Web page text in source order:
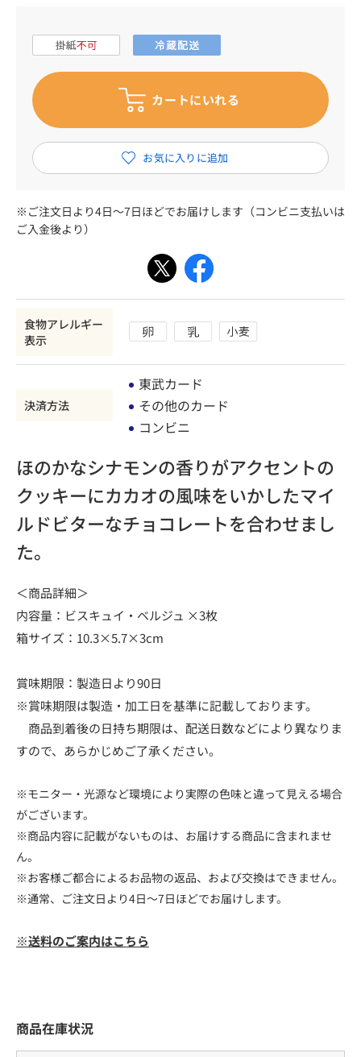
※ご注文日より4日～7日ほどでお届けします（コンビニ支払いは
ご入金後より）
食物アレルギー
表示
決済方法
東武カード
その他のカード
コンビニ
ほのかなシナモンの香りがアクセントの
クッキーにカカオの風味をいかしたマイ
ルドビターなチョコレートを合わせまし
た。
＜商品詳細＞
内容量：ビスキュイ・ベルジュ ×3枚
箱サイズ：10.3×5.7×3cm
賞味期限：製造日より90日
※賞味期限は製造・加工日を基準に記載しております。
商品到着後の日持ち期限は、配送日数などにより異なりま
すので、あらかじめご了承ください。
※モニター・光源など環境により実際の色味と違って見える場合
がございます。
※商品内容に記載がないものは、お届けする商品に含まれませ
ん。
※お客様ご都合によるお品物の返品、および交換はできません。
※通常、ご注文日より4日～7日ほどでお届けします。
※送料のご案内はこちら
商品在庫状況